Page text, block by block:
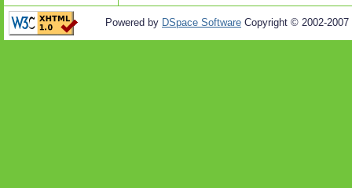
Powered by DSpace Software Copyright © 2002-2007